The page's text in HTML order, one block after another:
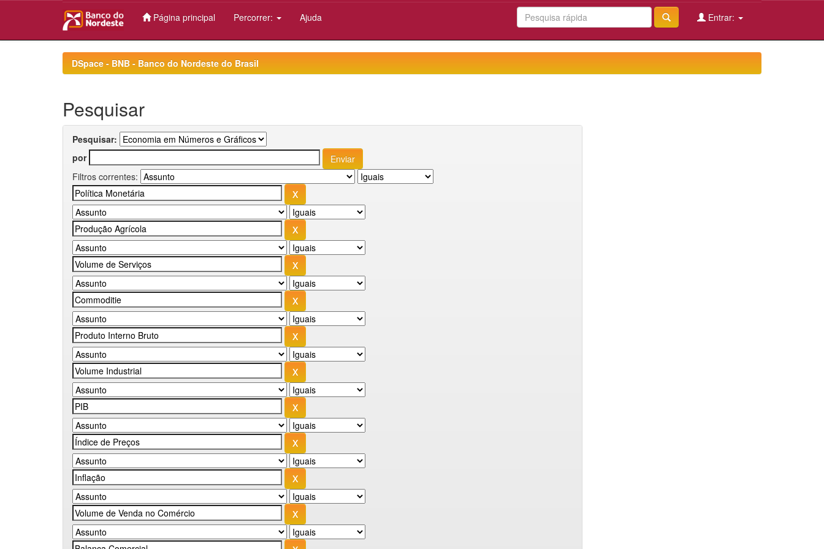
Página principal Percorrer: Ajuda Entrar:
DSpace - BNB - Banco do Nordeste do Brasil
Pesquisar
Pesquisar:
por
Filtros correntes: